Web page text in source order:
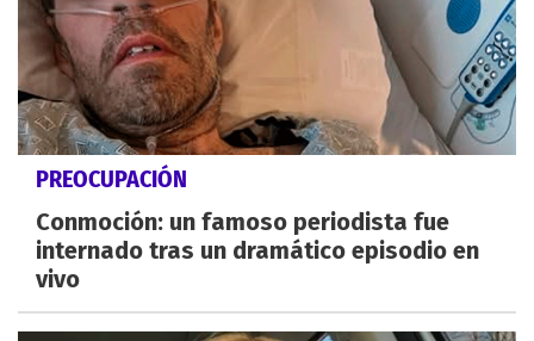
PREOCUPACIÓN
Conmoción: un famoso periodista fue
internado tras un dramático episodio en
vivo